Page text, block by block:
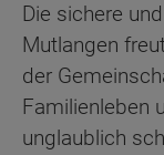
Die sichere
Mutlangen
der
Familienleben
unglaublich